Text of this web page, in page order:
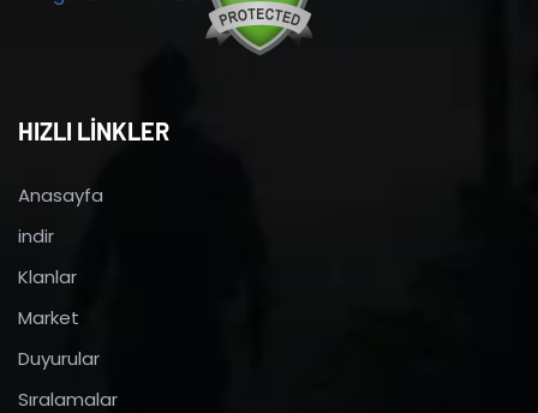
HIZLI LİNKLER
Anasayfa
indir
Klanlar
Market
Duyurular
Sıralamalar